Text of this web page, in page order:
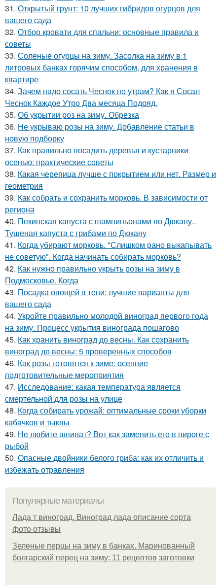
31. Открытый грунт: 10 лучших гибридов огурцов для
вашего сада
32. Отбор кровати для спальни: основные правила и
советы
33. Соленые огурцы на зиму. Засолка на зиму в 1
литровых банках горячим способом, для хранения в
квартире
34. Зачем надо сосать Чеснок по утрам? Как я Сосал
Чеснок Каждое Утро Два месяца Подряд.
35. Об укрытии роз на зиму. Обрезка
36. Не укрываю розы на зиму. Добавление статьи в
новую подборку
37. Как правильно посадить деревья и кустарники
осенью: практические советы
38. Какая черепица лучше с покрытием или нет. Размер и
геометрия
39. Как собрать и сохранить морковь. В зависимости от
региона
40. Пекинская капуста с шампиньонами по Дюкану..
Тушеная капуста с грибами по Дюкану
41. Когда убирают морковь. "Слишком рано выкапывать
не советую". Когда начинать собирать морковь?
42. Как нужно правильно укрыть розы на зиму в
Подмосковье. Когда
43. Посадка овощей в тени: лучшие варианты для
вашего сада
44. Укройте правильно молодой виноград первого года
на зиму. Процесс укрытия винограда пошагово
45. Как хранить виноград до весны. Как сохранить
виноград до весны: 5 проверенных способов
46. Как розы готовятся к зиме: осенние
подготовительные мероприятия
47. Исследование: какая температура является
смертельной для розы на улице
48. Когда собирать урожай: оптимальные сроки уборки
кабачков и тыквы
49. Не любите шпинат? Вот как заменить его в пироге с
рыбой
50. Опасные двойники белого гриба: как их отличить и
избежать отравления
Популярные материалы
Лада т виноград. Виноград лада описание сорта
фото отзывы
Зеленые перцы на зиму в банках. Маринованный
болгарский перец на зиму: 11 рецептов заготовки